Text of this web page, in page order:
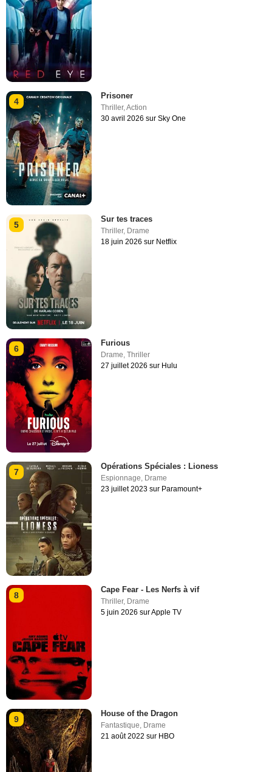
4
Prisoner
Thriller,Action
30 avril 2026 sur Sky One
5
Sur tes traces
Thriller, Drame
18 juin 2026 sur Netflix
6
Furious
Drame ,Thriller
27 juillet 2026 sur Hulu
7
Opérations Spéciales : Lioness
Espionnage, Drame
23 juillet 2023 sur Paramount+
8
Cape Fear - Les Nerfs à vif
Thriller, Drame
5 juin 2026 sur Apple TV
9
House of the Dragon
Fantastique Drame
21 août 2022 sur HBO